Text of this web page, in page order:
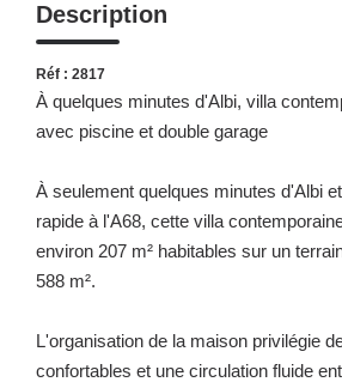
Description
Réf : 2817
À quelques minutes d'Albi, villa
avec piscine et double garage
À seulement quelques minutes d'Albi
rapide à l'A68, cette villa
environ 207 m² habitables sur un
588 m².
L'organisation de la maison privilégie
confortables et une circulation fluide